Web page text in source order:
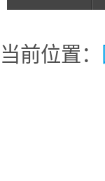
当前位置：